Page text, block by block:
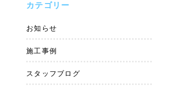
カテゴリー
お知らせ
施工事例
スタッフブログ